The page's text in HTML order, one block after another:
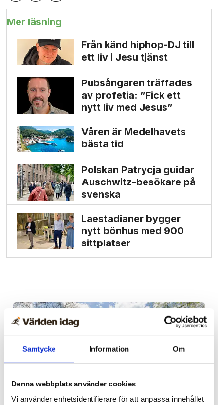
Samtycke Information Om
Denna webbplats använder cookies
Vi använder enhetsidentifierare för att anpassa innehållet
Mer läsning
Från känd hiphop-DJ till
ett liv i Jesu tjänst
Pubsångaren träffades
av profetia: ”Fick ett
nytt liv med Jesus”
Våren är Medelhavets
bästa tid
Polskan Patrycja guidar
Auschwitz-besökare på
svenska
Laestadianer bygger
nytt bönhus med 900
sittplatser